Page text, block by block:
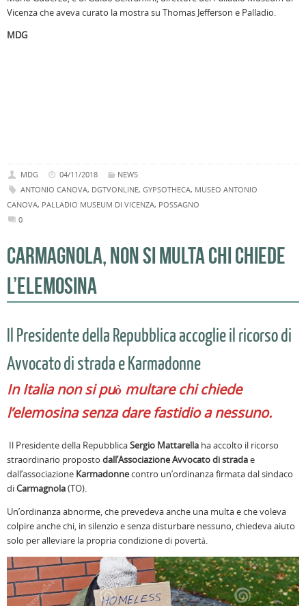
Vicenza che aveva curato la mostra su Thomas Jefferson e Palladio.
MDG
MDG 04/11/2018
NEWS
ANTONIO CANOVA, DGTVONLINE, GYPSOTHECA, MUSEO ANTONIO
CANOVA, PALLADIO MUSEUM DI VICENZA, POSSAGNO
0
CARMAGNOLA, NON SI MULTA CHI CHIEDE
L’ELEMOSINA
Il Presidente della Repubblica accoglie il ricorso di
Avvocato di strada e Karmadonne
In Italia non si può multare chi chiede
l’elemosina senza dare fastidio a nessuno.
Il Presidente della RepubblicaSergio Mattarella ha accolto il ricorso
straordinario proposto dall’Associazione Avvocato di stradae
dall’associazione Karmadonnecontro un’ordinanza firmata dal sindaco
diCarmagnola(TO).
Un’ordinanza abnorme, che prevedeva anche una multa e che voleva
colpire anche chi, in silenzio e senza disturbare nessuno, chiedeva aiuto
solo per alleviare la propria condizione di povertà.